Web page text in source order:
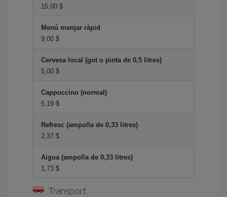
15,00 $
Menú menjar ràpid
9,00 $
Cervesa local (got o pinta de 0,5 litres)
5,00 $
Cappuccino (normal)
5,19 $
Refresc (ampolla de 0,33 litres)
2,37 $
Aigua (ampolla de 0,33 litres)
1,73 $
Transport